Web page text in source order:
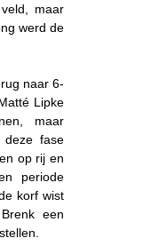
maar
werd de
naar 6-
Lipke
maar
deze fase
op rij en
periode
korf wist
een